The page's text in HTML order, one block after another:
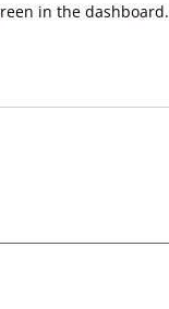
in the dashboard.